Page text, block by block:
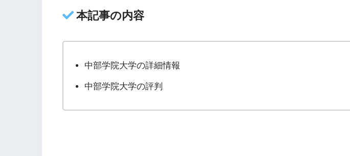
本記事の内容
中部学院大学の詳細情報
中部学院大学の評判